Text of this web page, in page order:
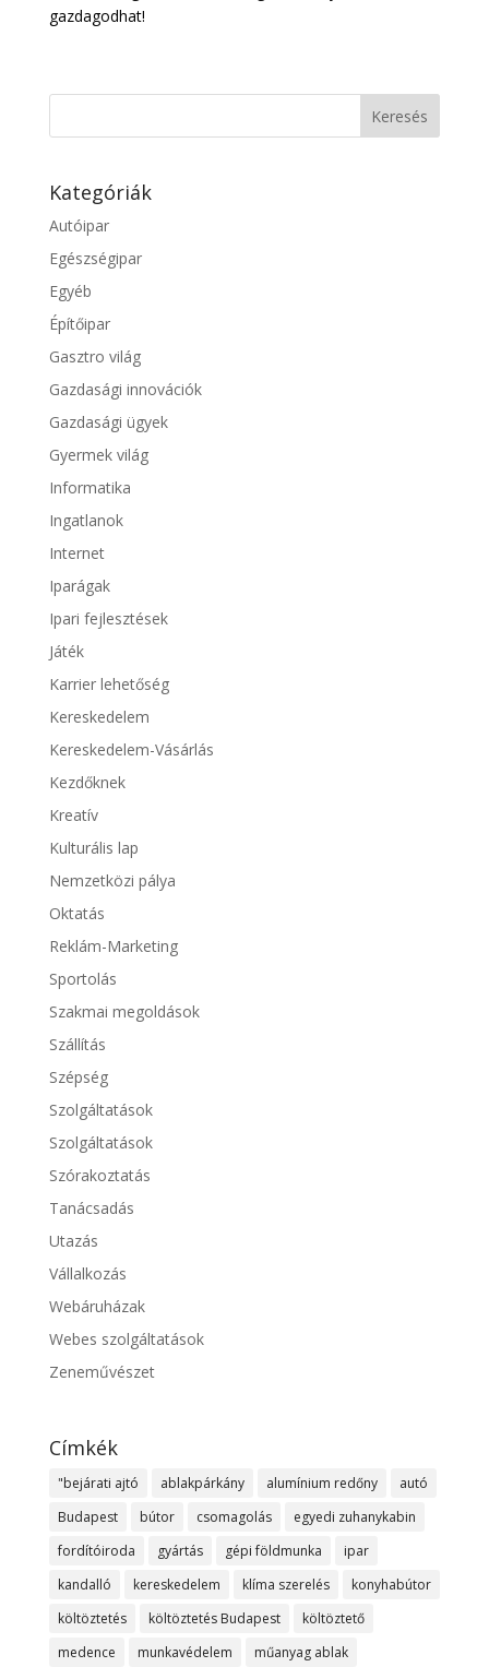
gazdagodhat!
Kategóriák
Autóipar
Egészségipar
Egyéb
Építőipar
Gasztro világ
Gazdasági innovációk
Gazdasági ügyek
Gyermek világ
Informatika
Ingatlanok
Internet
Iparágak
Ipari fejlesztések
Játék
Karrier lehetőség
Kereskedelem
Kereskedelem-Vásárlás
Kezdőknek
Kreatív
Kulturális lap
Nemzetközi pálya
Oktatás
Reklám-Marketing
Sportolás
Szakmai megoldások
Szállítás
Szépség
Szolgáltatások
Szolgáltatások
Szórakoztatás
Tanácsadás
Utazás
Vállalkozás
Webáruházak
Webes szolgáltatások
Zeneművészet
Címkék
"bejárati ajtó ablakpárkány alumínium redőny
autó
Budapest
bútor csomagolás
egyedi zuhanykabin
fordítóiroda
gyártás gépi földmunka
ipar
kandalló
kereskedelem klíma szerelés
konyhabútor
költöztetés
költöztetés Budapest
költöztető
medence
munkavédelem műanyag ablak